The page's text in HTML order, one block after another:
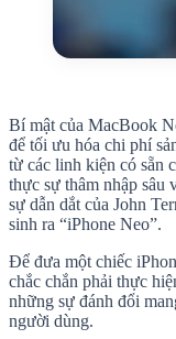
Bí mật của MacBook
để tối ưu hóa chi phí
từ các linh kiện có sẵn
thực sự thâm nhập sâu
sự dẫn dắt của John
sinh ra “iPhone Neo”.
Để đưa một chiếc
chắc chắn phải thực
những sự đánh đổi
người dùng.